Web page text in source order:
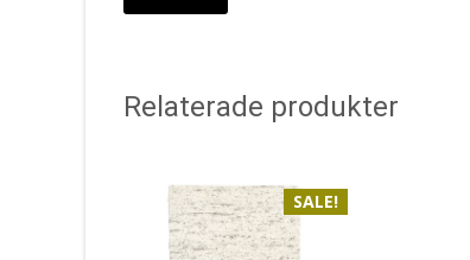
Relaterade produkter
SALE!